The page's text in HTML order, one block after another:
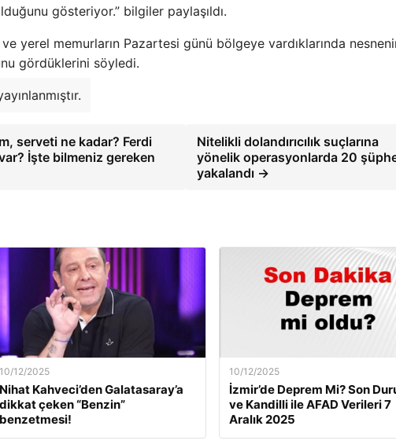
gösteriyor.” bilgiler paylaşıldı.
yerel memurların Pazartesi günü bölgeye vardıklarında
gördüklerini söyledi.
serveti ne kadar? Ferdi
İşte bilmeniz gereken
Nitelikli dolandırıcılık suçlarına
yönelik operasyonlarda 20
yakalandı →
10/12/2025
Nihat Kahveci’den Galatasaray’a
dikkat çeken “Benzin”
benzetmesi!
10/12/2025
İzmir’de Deprem Mi? Son
ve Kandilli ile AFAD Verileri 7
Aralık 2025